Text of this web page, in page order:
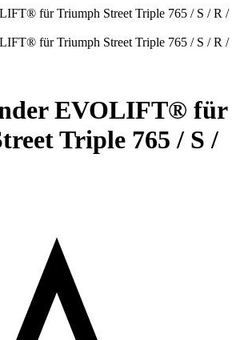
EVOLIFT® für
Triple 765 / S /